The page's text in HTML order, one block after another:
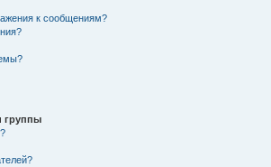
к сообщениям?
группы